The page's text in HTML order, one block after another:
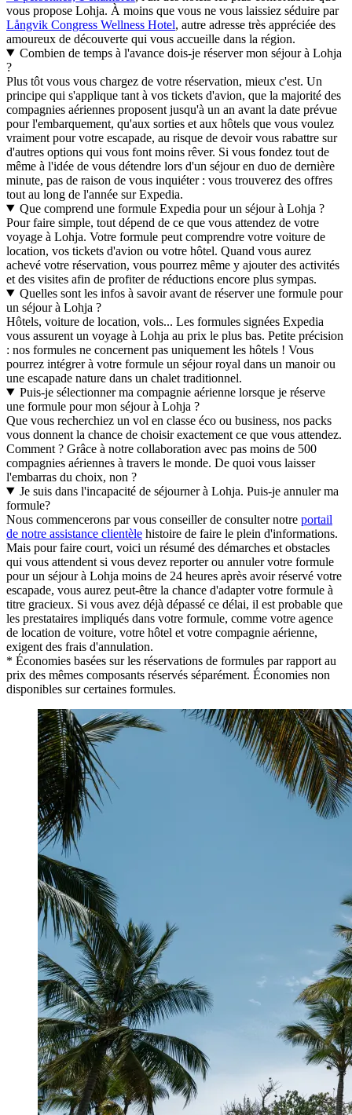
vous propose Lohja. À moins que vous ne vous laissiez séduire par
Långvik Congress Wellness Hotel, autre adresse très appréciée des
amoureux de découverte qui vous accueille dans la région.
Combien de temps à l'avance dois-je réserver mon séjour à Lohja
?
Plus tôt vous vous chargez de votre réservation, mieux c'est. Un
principe qui s'applique tant à vos tickets d'avion, que la majorité des
compagnies aériennes proposent jusqu'à un an avant la date prévue
pour l'embarquement, qu'aux sorties et aux hôtels que vous voulez
vraiment pour votre escapade, au risque de devoir vous rabattre sur
d'autres options qui vous font moins rêver. Si vous fondez tout de
même à l'idée de vous détendre lors d'un séjour en duo de dernière
minute, pas de raison de vous inquiéter : vous trouverez des offres
tout au long de l'année sur Expedia.
Que comprend une formule Expedia pour un séjour à Lohja ?
Pour faire simple, tout dépend de ce que vous attendez de votre
voyage à Lohja. Votre formule peut comprendre votre voiture de
location, vos tickets d'avion ou votre hôtel. Quand vous aurez
achevé votre réservation, vous pourrez même y ajouter des activités
et des visites afin de profiter de réductions encore plus sympas.
Quelles sont les infos à savoir avant de réserver une formule pour
un séjour à Lohja ?
Hôtels, voiture de location, vols... Les formules signées Expedia
vous assurent un voyage à Lohja au prix le plus bas. Petite précision
: nos formules ne concernent pas uniquement les hôtels ! Vous
pourrez intégrer à votre formule un séjour royal dans un manoir ou
une escapade nature dans un chalet traditionnel.
Puis-je sélectionner ma compagnie aérienne lorsque je réserve
une formule pour mon séjour à Lohja ?
Que vous recherchiez un vol en classe éco ou business, nos packs
vous donnent la chance de choisir exactement ce que vous attendez.
Comment ? Grâce à notre collaboration avec pas moins de 500
compagnies aériennes à travers le monde. De quoi vous laisser
l'embarras du choix, non ?
Je suis dans l'incapacité de séjourner à Lohja. Puis-je annuler ma
formule?
Nous commencerons par vous conseiller de consulter notre portail
de notre assistance clientèle histoire de faire le plein d'informations.
Mais pour faire court, voici un résumé des démarches et obstacles
qui vous attendent si vous devez reporter ou annuler votre formule
pour un séjour à Lohja moins de 24 heures après avoir réservé votre
escapade, vous aurez peut-être la chance d'adapter votre formule à
titre gracieux. Si vous avez déjà dépassé ce délai, il est probable que
les prestataires impliqués dans votre formule, comme votre agence
de location de voiture, votre hôtel et votre compagnie aérienne,
exigent des frais d'annulation.
* Économies basées sur les réservations de formules par rapport au
prix des mêmes composants réservés séparément. Économies non
disponibles sur certaines formules.